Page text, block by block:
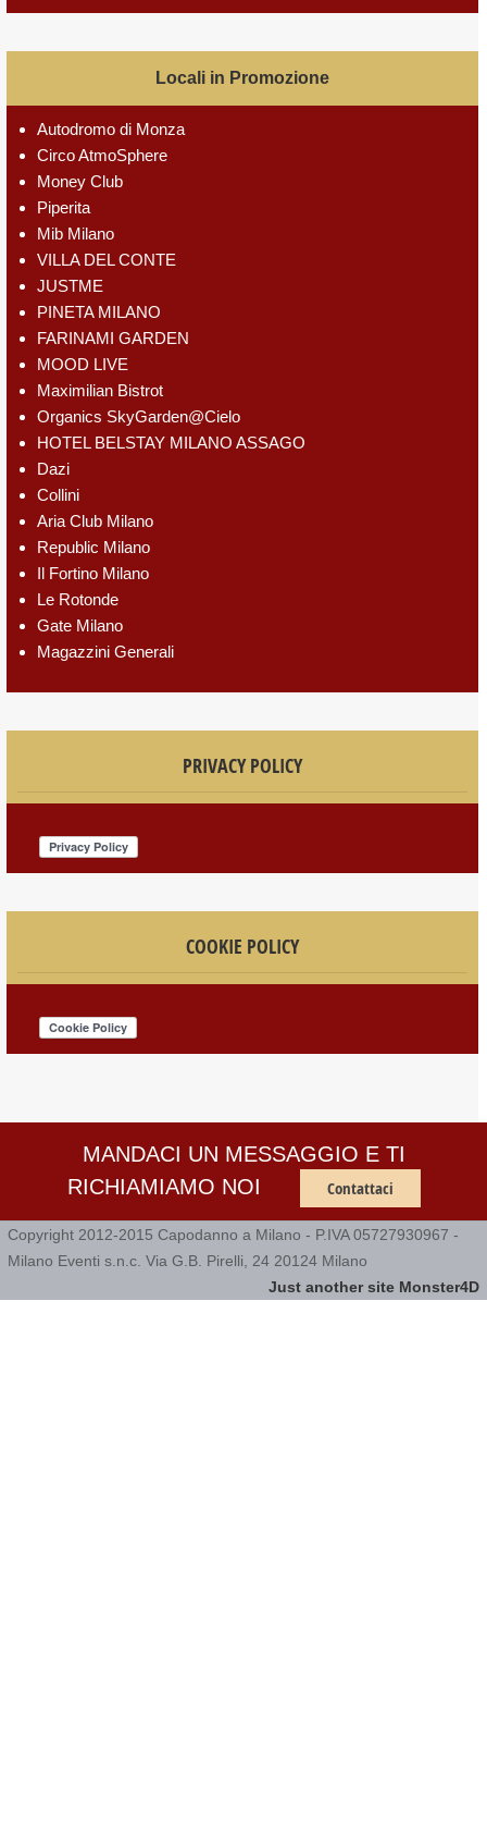
Locali in Promozione
Autodromo di Monza
Circo AtmoSphere
Money Club
Piperita
Mib Milano
VILLA DEL CONTE
JUSTME
PINETA MILANO
FARINAMI GARDEN
MOOD LIVE
Maximilian Bistrot
Organics SkyGarden@Cielo
HOTEL BELSTAY MILANO ASSAGO
Dazi
Collini
Aria Club Milano
Republic Milano
Il Fortino Milano
Le Rotonde
Gate Milano
Magazzini Generali
PRIVACY POLICY
COOKIE POLICY
MANDACI UN MESSAGGIO E TI
RICHIAMIAMO NOI
Contattaci
Copyright 2012-2015 Capodanno a Milano - P.IVA 05727930967 -
Milano Eventi s.n.c. Via G.B. Pirelli, 24 20124 Milano
Just another site Monster4D